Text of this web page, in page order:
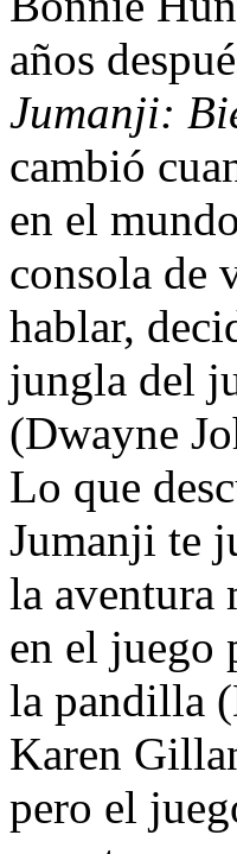
años
Jumanji:
cambió
en el
consola de
hablar,
jungla del
(Dwayne
Lo que
Jumanji te
la aventura
en el juego
la pandilla
Karen
pero el